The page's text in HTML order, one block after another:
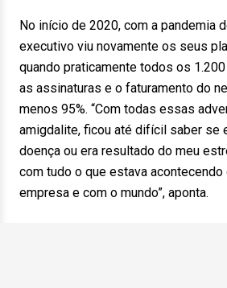
No início de 2020, com a pandemia
executivo viu novamente os seus
quando praticamente todos os
as assinaturas e o faturamento do
menos 95%. “Com todas essas
amigdalite, ficou até difícil saber se
doença ou era resultado do meu
com tudo o que estava acontecendo
empresa e com o mundo”, aponta.